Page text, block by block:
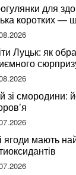
для
коротких —
Луцьк: як
зі смородини:
ягоди мають